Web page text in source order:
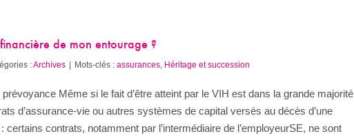
de mon entourage ?
:Archives | Mots-clés : assurances Héritage et succession
Même si le fait d’être atteint par le VIH est dans la grande majorité
d’assurance-vie ou autres systèmes de capital versés au décès d’une
certains contrats, notamment par l’intermédiaire de l’employeurSE, ne sont